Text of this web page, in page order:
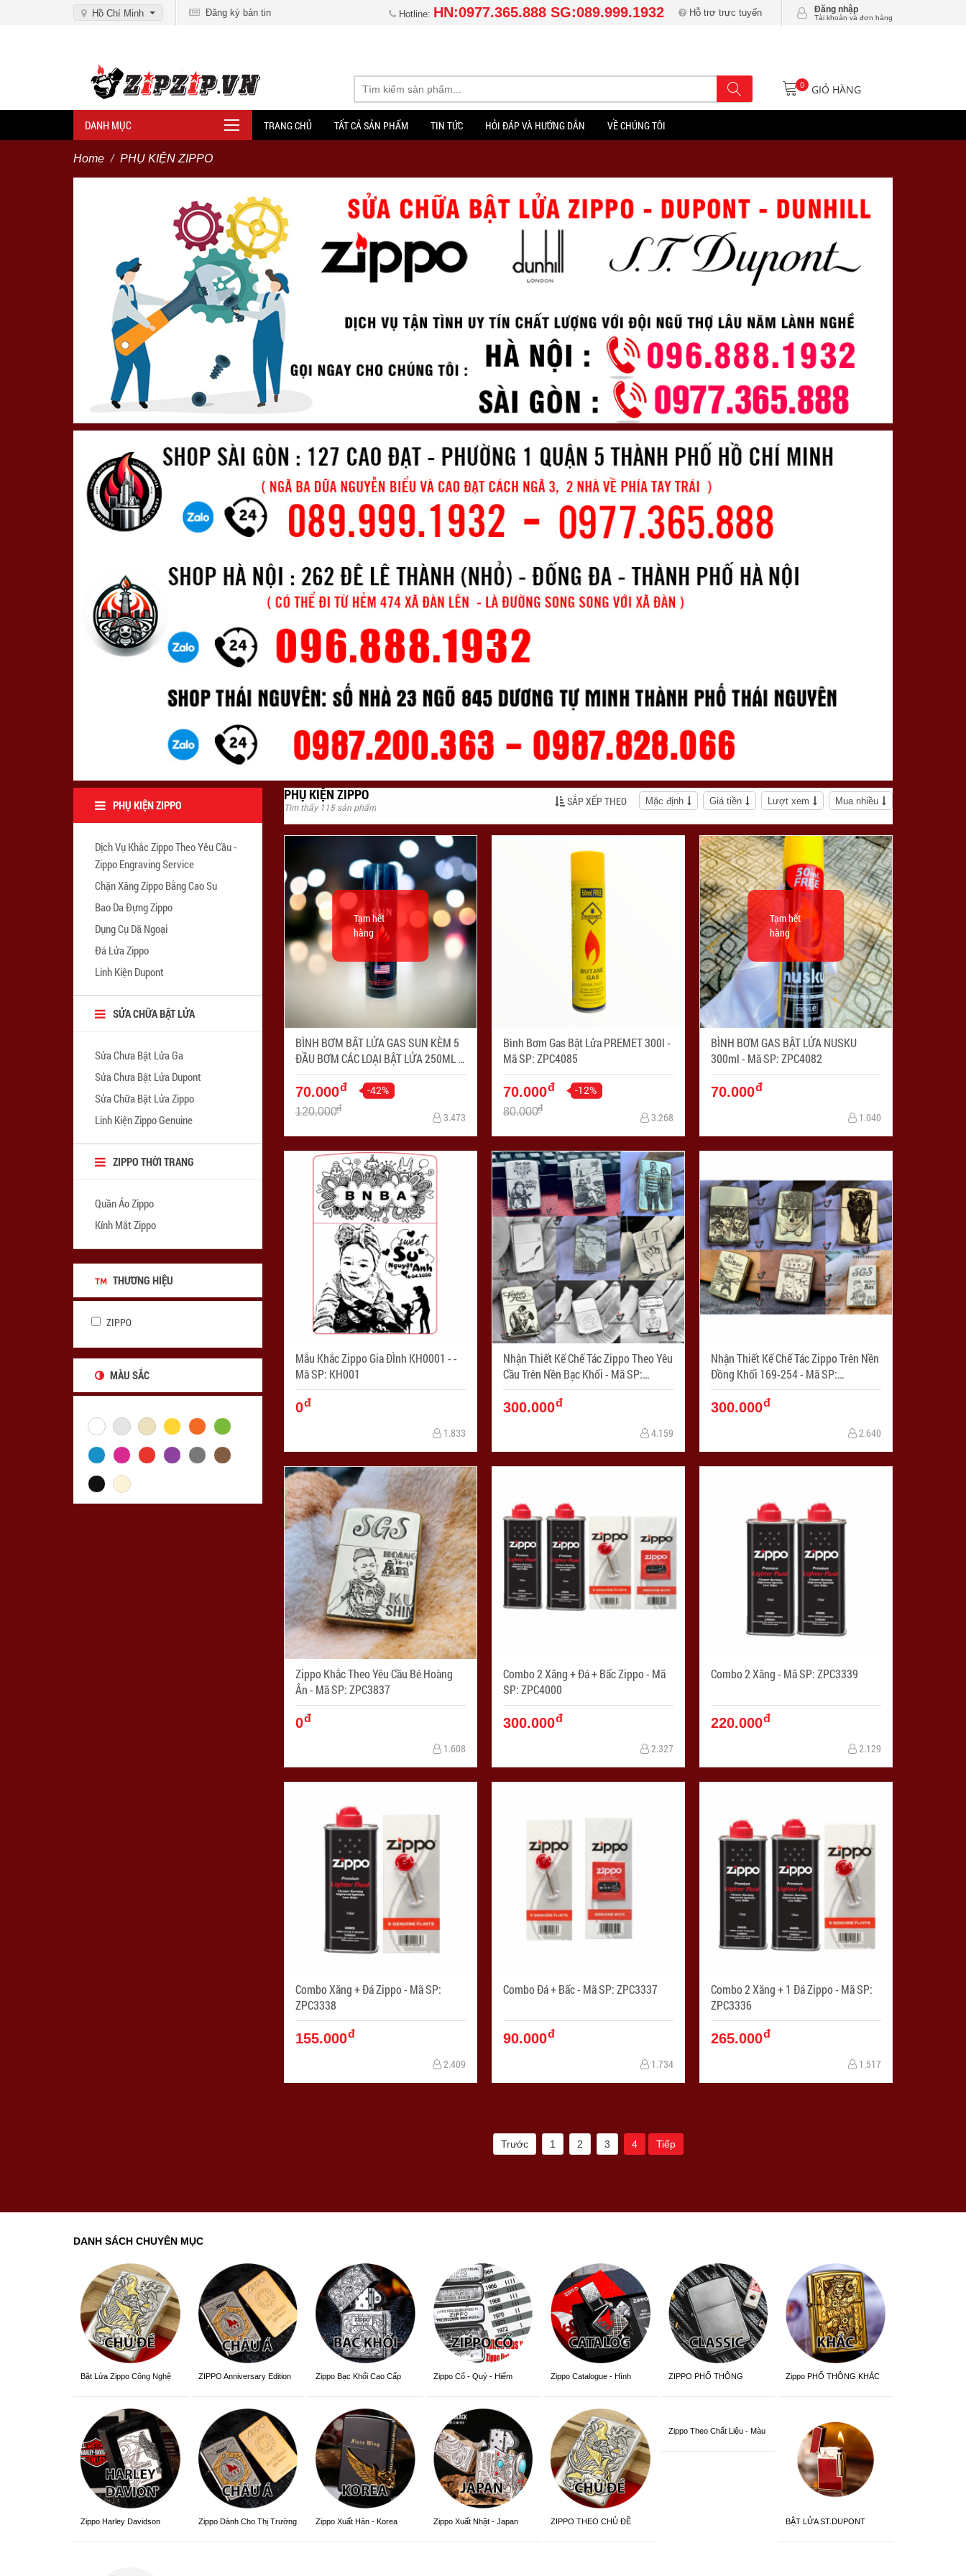
Hồ Chí Minh Đăng ký bản tin Hotline: HN:0977.365.888 SG:089.999.1932 Hỗ trợ trực tuyến Đăng nhập
Tài khoản và đơn hàng
0 GIỎ HÀNG
DANH MỤC TRANG CHỦ TẤT CẢ SẢN PHẨM TIN TỨC HỎI ĐÁP VÀ HƯỚNG DẪN VỀ CHÚNG TÔI
Home PHỤ KIỆN ZIPPO
PHỤ KIỆN ZIPPO
Tìm thấy 115 sản phẩm SẮP XẾP THEO Mặc định Giá tiền Lượt xem Mua nhiều
BÌNH BƠM BẬT LỬA GAS SUN KÈM 5
ĐẦU BƠM CÁC LOẠI BẬT LỬA 250ML -
Mã SP: ZPC4115
Tạm hết
hàng
70.000đ -42%
120.000đ
3.473
Bình Bơm Gas Bật Lửa PREMET 300l -
Mã SP: ZPC4085
70.000đ -12%
80.000đ
3.268
BÌNH BƠM GAS BẬT LỬA NUSKU
300ml - Mã SP: ZPC4082
Tạm hết
hàng
70.000đ
1.040
Mẫu Khắc Zippo Gia ĐÌnh KH0001 - -
Mã SP: KH001
0đ
1.833
Nhận Thiết Kế Chế Tác Zippo Theo Yêu
Cầu Trên Nền Bạc Khối - Mã SP:
ZPC03839
300.000đ
4.159
Nhận Thiết Kế Chế Tác Zippo Trên Nền
Đồng Khối 169-254 - Mã SP:
ZPC03838
300.000đ
2.640
Zippo Khắc Theo Yêu Cầu Bé Hoàng
Ân - Mã SP: ZPC3837
0đ
1.608
Combo 2 Xăng + Đá + Bấc Zippo - Mã
SP: ZPC4000
300.000đ
2.327
Combo 2 Xăng - Mã SP: ZPC3339
220.000đ
2.129
Combo Xăng + Đá Zippo - Mã SP:
ZPC3338
155.000đ
2.409
Combo Đá + Bấc - Mã SP: ZPC3337
90.000đ
1.734
Combo 2 Xăng + 1 Đá Zippo - Mã SP:
ZPC3336
265.000đ
1.517
Trước 1 2 3 4 Tiếp
PHỤ KIỆN ZIPPO
Dịch Vụ Khắc Zippo Theo Yêu Cầu -
Zippo Engraving Service
Chặn Xăng Zippo Bằng Cao Su
Bao Da Đựng Zippo
Dụng Cụ Dã Ngoại
Đá Lửa Zippo
Linh Kiện Dupont
SỬA CHỮA BẬT LỬA
Sửa Chưa Bật Lửa Ga
Sửa Chưa Bật Lửa Dupont
Sửa Chữa Bật Lửa Zippo
Linh Kiện Zippo Genuine
ZIPPO THỜI TRANG
Quần Áo Zippo
Kính Mắt Zippo
THƯƠNG HIỆU
ZIPPO
MÀU SẮC
DANH SÁCH CHUYÊN MỤC
Bật Lửa Zippo Công Nghệ
ZIPPO Anniversary Edition Zippo Bạc Khối Cao Cấp Zippo Cổ - Quý - Hiếm
Zippo Catalogue - Hình
ZIPPO PHỔ THÔNG Zippo PHỔ THÔNG KHẮC
Zippo Harley Davidson
Zippo Dành Cho Thị Trường
Zippo Xuất Hàn - Korea
Zippo Xuất Nhật - Japan
ZIPPO THEO CHỦ ĐỀ
Zippo Theo Chất Liệu - Màu
BẬT LỬA ST.DUPONT